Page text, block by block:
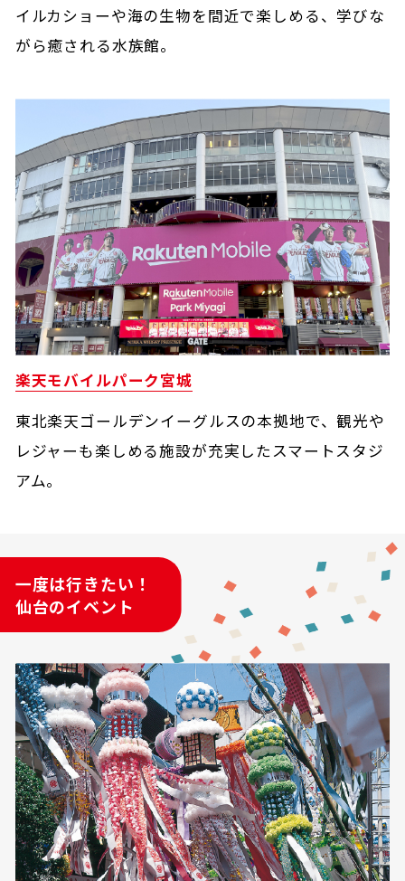
イルカショーや海の生物を間近で楽しめる、学びな
がら癒される水族館。
楽天モバイルパーク宮城
東北楽天ゴールデンイーグルスの本拠地で、観光や
レジャーも楽しめる施設が充実したスマートスタジ
アム。
一度は行きたい！
仙台のイベント